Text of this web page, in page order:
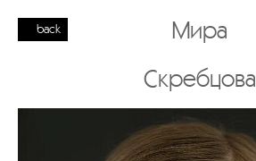
back
Мира
Скребцова